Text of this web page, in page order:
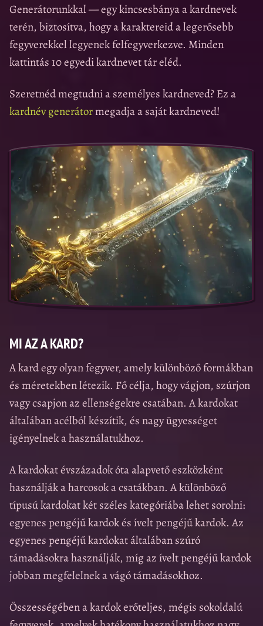
Generátorunkkal — egy kincsesbánya a kardnevek
terén, biztosítva, hogy a karaktereid a legerősebb
fegyverekkel legyenek felfegyverkezve. Minden
kattintás 10 egyedi kardnevet tár eléd.
Szeretnéd megtudni a személyes kardneved? Ez a
kardnév generátormegadja a saját kardneved!
MI AZ A KARD?
A kard egy olyan fegyver, amely különböző formákban
és méretekben létezik. Fő célja, hogy vágjon, szúrjon
vagy csapjon az ellenségekre csatában. A kardokat
általában acélból készítik, és nagy ügyességet
igényelnek a használatukhoz.
A kardokat évszázadok óta alapvető eszközként
használják a harcosok a csatákban. A különböző
típusú kardokat két széles kategóriába lehet sorolni:
egyenes pengéjű kardok és ívelt pengéjű kardok. Az
egyenes pengéjű kardokat általában szúró
támadásokra használják, míg az ívelt pengéjű kardok
jobban megfelelnek a vágó támadásokhoz.
Összességében a kardok erőteljes, mégis sokoldalú